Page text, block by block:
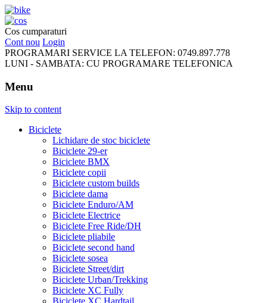
FreeRideBikes
Cos cumparaturi
Cont nou Login
PROGRAMARI SERVICE LA TELEFON: 0749.897.778
LUNI - SAMBATA: CU PROGRAMARE TELEFONICA
Menu
Skip to content
Biciclete
Lichidare de stoc biciclete
Biciclete 29-er
Biciclete BMX
Biciclete copii
Biciclete custom builds
Biciclete dama
Biciclete Enduro/AM
Biciclete Electrice
Biciclete Free Ride/DH
Biciclete pliabile
Biciclete second hand
Biciclete sosea
Biciclete Street/dirt
Biciclete Urban/Trekking
Biciclete XC Fully